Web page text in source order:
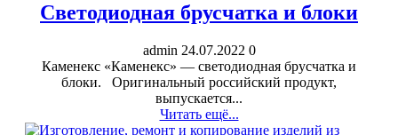
Светодиодная брусчатка и блоки
admin 24.07.2022 0
Каменекс «Каменекс» — светодиодная брусчатка и
блоки. Оригинальный российский продукт,
выпускается...
Читать ещё...